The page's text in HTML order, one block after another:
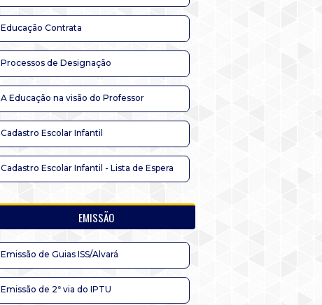
Educação Contrata
Processos de Designação
A Educação na visão do Professor
Cadastro Escolar Infantil
Cadastro Escolar Infantil - Lista de Espera
EMISSÃO
Emissão de Guias ISS/Alvará
Emissão de 2ª via do IPTU